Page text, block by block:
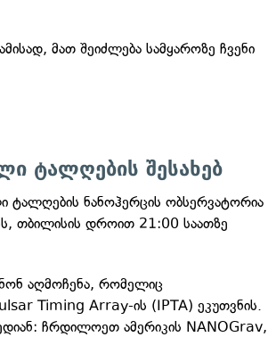
მათ შეიძლება სამყაროზე ჩვენი
ტალღების შესახებ
ტალღების ნანოჰერცის ობსერვატორია
თბილისის დროით 21:00 საათზე
აღმოჩენა, რომელიც
Timing Array-ის (IPTA) ეკუთვნის.
ჩრდილოეთ ამერიკის NANOGrav,